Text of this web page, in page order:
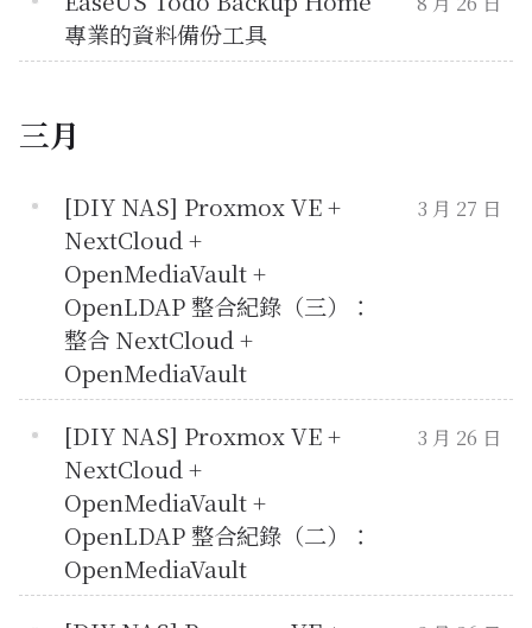
專業的資料備份工具
三月
[DIY NAS] Proxmox VE +
NextCloud +
OpenMediaVault +
OpenLDAP 整合紀錄（三）：
整合 NextCloud +
OpenMediaVault
3 月 27 日
[DIY NAS] Proxmox VE +
NextCloud +
OpenMediaVault +
OpenLDAP 整合紀錄（二）：
OpenMediaVault
3 月 26 日